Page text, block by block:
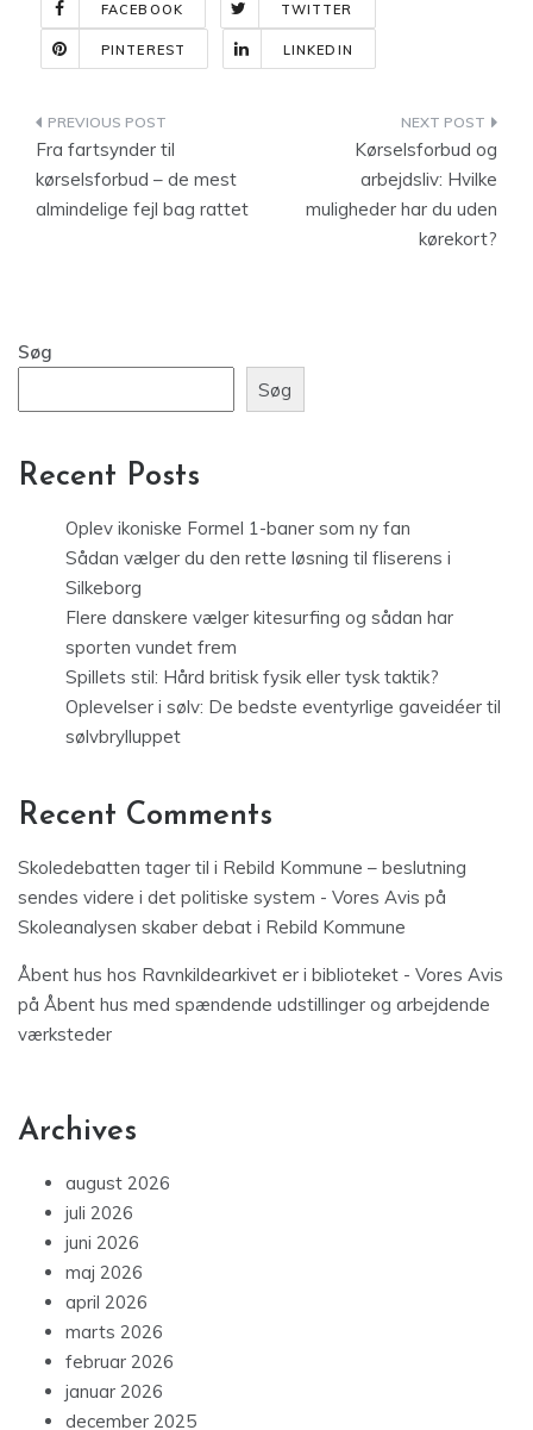
FACEBOOK TWITTER
PINTEREST LINKEDIN
Indlægsnavigation
Fra fartsynder til
kørselsforbud – de mest
almindelige fejl bag rattet
Kørselsforbud og
arbejdsliv: Hvilke
muligheder har du uden
kørekort?
Søg
Søg
Recent Posts
Oplev ikoniske Formel 1-baner som ny fan
Sådan vælger du den rette løsning til fliserens i
Silkeborg
Flere danskere vælger kitesurfing og sådan har
sporten vundet frem
Spillets stil: Hård britisk fysik eller tysk taktik?
Oplevelser i sølv: De bedste eventyrlige gaveidéer til
sølvbrylluppet
Recent Comments
Skoledebatten tager til i Rebild Kommune – beslutning
sendes videre i det politiske system - Vores Avis på
Skoleanalysen skaber debat i Rebild Kommune
Åbent hus hos Ravnkildearkivet er i biblioteket - Vores Avis
på Åbent hus med spændende udstillinger og arbejdende
værksteder
Archives
august 2026
juli 2026
juni 2026
maj 2026
april 2026
marts 2026
februar 2026
januar 2026
december 2025